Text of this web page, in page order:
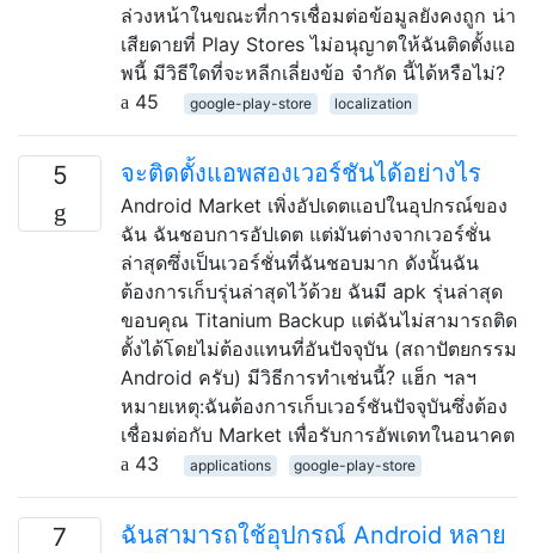
ล่วงหน้าในขณะที่การเชื่อมต่อข้อมูลยังคงถูก น่า
เสียดายที่ Play Stores ไม่อนุญาตให้ฉันติดตั้งแอ
พนี้ มีวิธีใดที่จะหลีกเลี่ยงข้อ จำกัด นี้ได้หรือไม่?
45
google-play-store localization
5 จะติดตั้งแอพสองเวอร์ชันได้อย่างไร
Android Market เพิ่งอัปเดตแอปในอุปกรณ์ของ
ฉัน ฉันชอบการอัปเดต แต่มันต่างจากเวอร์ชั่น
ล่าสุดซึ่งเป็นเวอร์ชั่นที่ฉันชอบมาก ดังนั้นฉัน
ต้องการเก็บรุ่นล่าสุดไว้ด้วย ฉันมี apk รุ่นล่าสุด
ขอบคุณ Titanium Backup แต่ฉันไม่สามารถติด
ตั้งได้โดยไม่ต้องแทนที่อันปัจจุบัน (สถาปัตยกรรม
Android ครับ) มีวิธีการทำเช่นนี้? แฮ็ก ฯลฯ
หมายเหตุ:ฉันต้องการเก็บเวอร์ชันปัจจุบันซึ่งต้อง
เชื่อมต่อกับ Market เพื่อรับการอัพเดทในอนาคต
43
applications google-play-store
7
ฉันสามารถใช้อุปกรณ์ Android หลาย